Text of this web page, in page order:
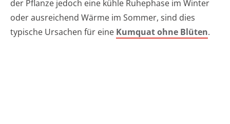
der Pflanze jedoch eine kühle Ruhephase im Winter
oder ausreichend Wärme im Sommer, sind dies
typische Ursachen für eine Kumquat ohne Blüten.